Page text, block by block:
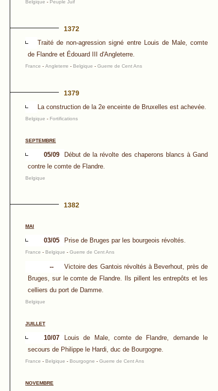
Belgique - Peuple Juif
1372
Traité de non-agression signé entre Louis de Male, comte
de Flandre et Édouard III d'Angleterre.
France - Angleterre - Belgique - Guerre de Cent Ans
1379
La construction de la 2e enceinte de Bruxelles est achevée.
Belgique - Fortifications
SEPTEMBRE
05/09
Début de la révolte des chaperons blancs à Gand
contre le comte de Flandre.
Belgique
1382
MAI
03/05 Prise de Bruges par les bourgeois révoltés.
France - Belgique - Guerre de Cent Ans
--
Victoire des Gantois révoltés à Beverhout, près de
Bruges, sur le comte de Flandre. Ils pillent les entrepôts et les
celliers du port de Damme.
Belgique
JUILLET
10/07
Louis de Male, comte de Flandre, demande le
secours de Philippe le Hardi, duc de Bourgogne.
France - Belgique - Bourgogne - Guerre de Cent Ans
NOVEMBRE